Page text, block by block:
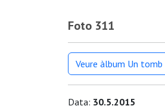
Foto 311
Veure àlbum Un
Data: 30.5.2015